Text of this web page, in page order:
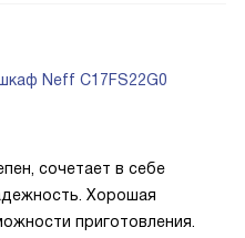
Neff C17FS22G0
сочетает в себе
Хорошая
приготовления.